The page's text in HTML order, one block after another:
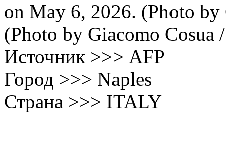
on May 6, 2026. (Photo
(Photo by Giacomo Cosua
Источник >>> AFP
Город >>> Naples
Страна >>> ITALY